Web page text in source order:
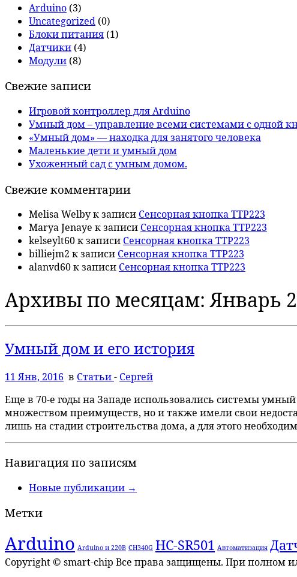
Arduino (3)
Uncategorized (0)
Блоки питания (1)
Датчики (4)
Модули (8)
Свежие записи
Игровой контроллер для Arduino
Умный дом – управление всеми системами с одной
«Умный дом» — находка для занятого человека
Маленькие дети и умный дом
Ухоженный сад с умным домом.
Свежие комментарии
Melisa Welbyк записи Сенсорная кнопка TTP223
Marya Jenaye к записи Сенсорная кнопка TTP223
kelseylt60к записи Сенсорная кнопка TTP223
billiejm2 к записи Сенсорная кнопка TTP223
alanvd60к записи Сенсорная кнопка TTP223
Архивы по месяцам:Январь
Умный дом и его история
11 Янв, 2016 в Статьи- Сергей
Еще в 70-е годы на Западе использовались системы
множеством преимуществ, но и также имели свои
лишь на стадии строительства дома, а для этого
Навигация по записям
Новые публикации →
Метки
Arduino Arduino и 220В CH340G HC-SR501 Автоматизация
Copyright © smart-chip Все права защищены. При полном